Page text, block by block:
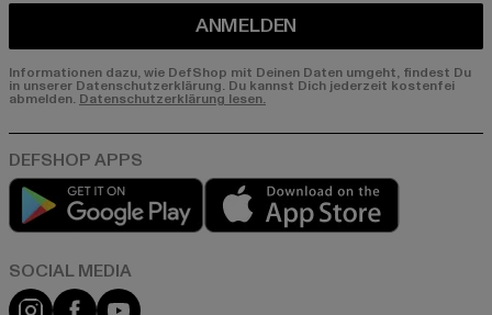
ANMELDEN
Informationen dazu, wie DefShop mit Deinen Daten umgeht, findest Du
in unserer Datenschutzerklärung. Du kannst Dich jederzeit kostenfei
abmelden. Datenschutzerklärung lesen.
Play market
App store
Instagram
FacebookYouTube